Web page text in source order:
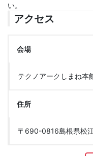
い。
アクセス
会場
テクノアークしまね本
住所
〒690-0816島根県松